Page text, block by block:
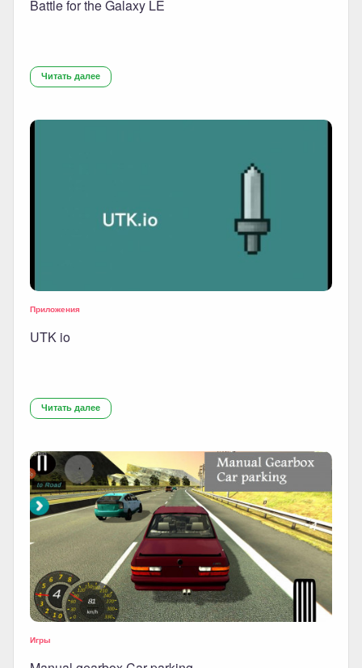
Battle for the Galaxy LE
Читать далее
Приложения
UTK io
Читать далее
Игры